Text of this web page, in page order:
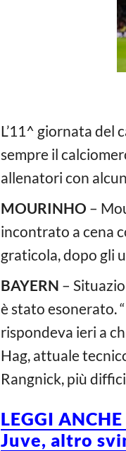
L’11^ giornata del
sempre il
allenatori con
MOURINHO –
incontrato a cena
graticola, dopo gli
BAYERN –
è stato esonerato.
rispondeva ieri a
Hag, attuale
Rangnick, più
LEGGI
Juve, altro